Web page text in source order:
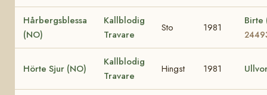
Hårbergsblessa
(NO)
Kallblodig
Travare
Sto 1981
Hörte Sjur (NO)
Kallblodig
Travare
Hingst 1981